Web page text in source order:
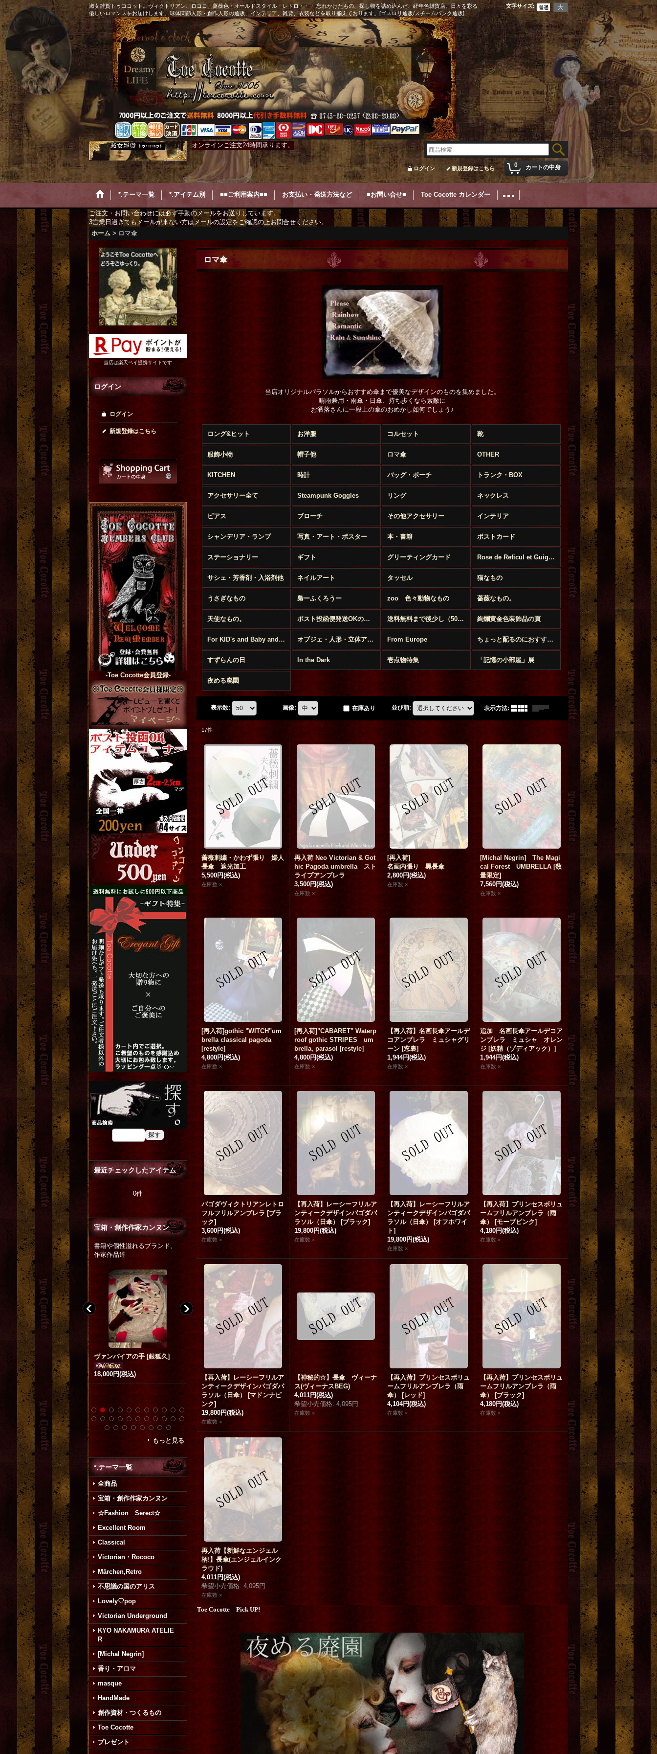
淑女雑貨トゥココット。ヴィクトリアン、ロココ、薔薇色・オールドスタイル・レトロ・・・ 忘れかけたもの、探し物を詰め込んだ、経年色雑貨店。日々を彩る
優しいロマンスをお届けします。球体関節人形・創作人形の通販、インテリア、雑貨、衣装などを取り揃えております。[ゴスロリ通販/スチームパンク通販]
文字サイズ:
オンラインご注文24時間承ります。
0 カートの中身
ログイン 新規登録はこちら
*.テーマ一覧 *.アイテム別 ■■ご利用案内■■ お支払い・発送方法など ■お問い合せ■ Toe Cocotte カレンダー
ご注文・お問い合わせには必ず手動のメールをお送りしています。
3営業日過ぎてもメールが来ない方はメールの設定をご確認の上お問合せください。
ホーム > ロマ傘
当店は楽天ペイ提携サイトです
ログイン
ログイン
新規登録はこちら
-Toe Cocotte会員登録-
最近チェックしたアイテム
0件
宝箱・創作作家カンヌン
書籍や個性溢れるブランド、
作家作品達
ァンパイアの手 銀狐久
円(税込)
「黒猫嬢」ポストカード [武田
錦]
200円(税込)
little miss honey bee charme
Blood B.
23,000円 (税込)
キャッツイラスト おくすり
手帳カバー
y.nyanmo
1,000円 (税込)
楽器を弾く猫 パーカー パ
[y.nyanmo
6,500円(税込)
the primadonna[
18,000円 (税込)
もっと見る
*.テーマ一覧
全商品
宝箱・創作作家カンヌン
☆Fashion Serect☆
Excellent Room
Classical
Victorian・Rococo
Mārchen,Retro
不思議の国のアリス
Lovely♡pop
Victorian Underground
KYO NAKAMURA ATELIE
R
[Michal Negrin]
香り・アロマ
masque
HandMade
創作資材・つくるもの
Toe Cocotte
プレゼント
ロマ傘
当店オリジナルパラソルからおすすめ傘まで優美なデザインのものを集めました。
晴雨兼用・雨傘・日傘、持ち歩くなら素敵に
お洒落さんに一段上の傘のおめかし如何でしょう♪
ロング&ヒット お洋服 コルセット 靴
服飾小物 帽子他 ロマ傘 OTHER
KITCHEN 時計 バッグ・ポーチ トランク・BOX
アクセサリー全て Steampunk Goggles リング ネックレス
ピアス ブローチ その他アクセサリー インテリア
シャンデリア・ランプ 写真・アート・ポスター 本・書籍 ポストカード
ステーショナリー ギフト グリーティングカード Rose de Reficul et Guiggles
サシェ・芳香剤・入浴剤他 ネイルアート タッセル 猫なもの
うさぎなもの 梟ーふくろうー zoo 色々動物なもの 薔薇なもの。
天使なもの。 ポスト投函便発送OKのお品 送料無料まで後少し（500円以下のお品） 絢爛黄金色装飾品の頁
For KID's and Baby and FANY オブジェ・人形・立体アート From Europe ちょっと配るのにおすすめプチギフト特集
すずらんの日 In the Dark 壱点物特集 「記憶の小部屋」展
夜める廃園
表示数: 画像: 在庫あり 並び順: 表示方法:
17件
薔薇刺繍・かわず張り 婦人
長傘 遮光加工
5,500円(税込)
在庫数 ×
再入荷 Neo Victorian & Got
hic Pagoda umbrella スト
ライプアンブレラ
3,500円(税込)
在庫数 ×
[再入荷]
名画内張り 黒長傘
2,800円(税込)
在庫数 ×
[Michal Negrin] The Magi
cal Forest UMBRELLA [数
量限定]
7,560円(税込)
在庫数 ×
[再入荷]gothic "WITCH"um
brella classical pagoda
[restyle]
4,800円(税込)
在庫数 ×
[再入荷]"CABARET" Waterp
roof gothic STRIPES um
brella, parasol
[restyle]
4,800円(税込)
在庫数 ×
【再入荷】名画長傘アールデ
コアンブレラ ミュシャグリ
ーン [窓裏]
1,944円(税込)
在庫数 ×
追加 名画長傘アールデコア
ンブレラ ミュシャ オレン
ジ [妖精（ゾディアック） ]
1,944円(税込)
在庫数 ×
パゴダヴィクトリアンレトロ
フルフリルアンブレラ [ブラ
ック]
3,600円(税込)
在庫数 ×
【再入荷】レーシーフリルア
ンティークデザインパゴダパ
ラソル（日傘）
[ブラック]
19,800円(税込)
在庫数 ×
【再入荷】レーシーフリルア
ンティークデザインパゴダパ
ラソル（日傘）
[オフホワイ
ト]
19,800円(税込)
在庫数 ×
【再入荷】プリンセスボリュ
ームフリルアンブレラ（雨
傘）
[モーブピンク]
4,180円(税込)
在庫数 ×
【再入荷】レーシーフリルア
ンティークデザインパゴダパ
ラソル（日傘）
[マドンナピ
ンク]
19,800円(税込)
在庫数 ×
【神秘的☆】長傘 ヴィーナ
ス(ヴィーナスBEG)
4,011円(税込)
希望小売価格: 4,095円
在庫数 ×
【再入荷】プリンセスボリュ
ームフリルアンブレラ（雨
傘）
[レッド]
4,104円(税込)
在庫数 ×
【再入荷】プリンセスボリュ
ームフリルアンブレラ（雨
傘）
[ブラック]
4,180円(税込)
在庫数 ×
再入荷【新鮮なエンジェル
柄!】長傘(エンジェルインク
ラウド)
4,011円(税込)
希望小売価格: 4,095円
在庫数 ×
Toe Cocotte Pick UP!